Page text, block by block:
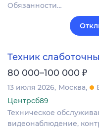
Обязанности…
Техник
80 000–100 000 ₽
13 июля 2026 Москва
Центрсб89
Техническое
видеонаблюдение,